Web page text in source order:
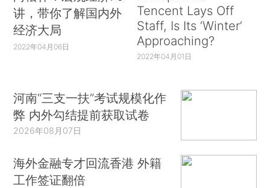
讲，带你了解国内外
经济大局
2022年04月06日
Tencent Lays Off
Staff, Is Its ‘Winter’
Approaching?
2022年04月01日
河南“三支一扶”考试规模化作
弊 内外勾结提前获取试卷
2026年08月07日
海外金融专才回流香港 外籍
工作签证翻倍